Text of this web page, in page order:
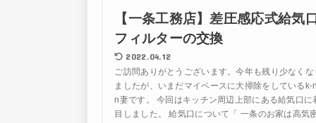
【一条工務店】差圧感応式給気口
フィルターの交換
2022.04.12
ご訪問ありがとうございます。今年も残り少なくな
ましたが、いまだマイペースに大掃除をしているk-
n妻です。 今回はキッチン周辺上部にある給気口に
目しました。 給気口について「 一条のお家は高気